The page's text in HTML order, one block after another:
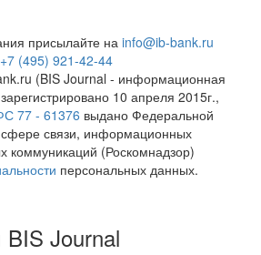
присылайте на info@ib-bank.ru
+7 (495) 921-42-44
(BIS Journal - информационная
10 апреля 2015г.,
77 - 61376 выдано Федеральной
связи, информационных
коммуникаций (Роскомнадзор)
персональных данных.
BIS Journal